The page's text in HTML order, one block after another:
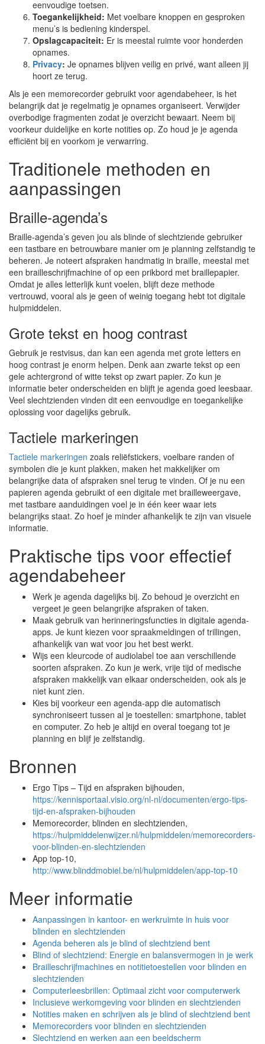
eenvoudige toetsen.
Toegankelijkheid: Met voelbare knoppen en gesproken
menu’s is bediening kinderspel.
Opslagcapaciteit: Er is meestal ruimte voor honderden
opnames.
Privacy: Je opnames blijven veilig en privé, want alleen jij
hoort ze terug.
Als je een memorecorder gebruikt voor agendabeheer, is het
belangrijk dat je regelmatig je opnames organiseert. Verwijder
overbodige fragmenten zodat je overzicht bewaart. Neem bij
voorkeur duidelijke en korte notities op. Zo houd je je agenda
efficiënt bij en voorkom je verwarring.
Traditionele methoden en
aanpassingen
Braille-agenda’s
Braille-agenda’s geven jou als blinde of slechtziende gebruiker
een tastbare en betrouwbare manier om je planning zelfstandig te
beheren. Je noteert afspraken handmatig in braille, meestal met
een brailleschrijfmachine of op een prikbord met braillepapier.
Omdat je alles letterlijk kunt voelen, blijft deze methode
vertrouwd, vooral als je geen of weinig toegang hebt tot digitale
hulpmiddelen.
Grote tekst en hoog contrast
Gebruik je restvisus, dan kan een agenda met grote letters en
hoog contrast je enorm helpen. Denk aan zwarte tekst op een
gele achtergrond of witte tekst op zwart papier. Zo kun je
informatie beter onderscheiden en blijft je agenda goed leesbaar.
Veel slechtzienden vinden dit een eenvoudige en toegankelijke
oplossing voor dagelijks gebruik.
Tactiele markeringen
Tactiele markeringen zoals reliëfstickers, voelbare randen of
symbolen die je kunt plakken, maken het makkelijker om
belangrijke data of afspraken snel terug te vinden. Of je nu een
papieren agenda gebruikt of een digitale met brailleweergave,
met tastbare aanduidingen voel je in één keer waar iets
belangrijks staat. Zo hoef je minder afhankelijk te zijn van visuele
informatie.
Praktische tips voor effectief
agendabeheer
Werk je agenda dagelijks bij. Zo behoud je overzicht en
vergeet je geen belangrijke afspraken of taken.
Maak gebruik van herinneringsfuncties in digitale agenda-
apps. Je kunt kiezen voor spraakmeldingen of trillingen,
afhankelijk van wat voor jou het best werkt.
Wijs een kleurcode of audiolabel toe aan verschillende
soorten afspraken. Zo kun je werk, vrije tijd of medische
afspraken makkelijk van elkaar onderscheiden, ook als je
niet kunt zien.
Kies bij voorkeur een agenda-app die automatisch
synchroniseert tussen al je toestellen: smartphone, tablet
en computer. Zo heb je altijd en overal toegang tot je
planning en blijf je zelfstandig.
Bronnen
Ergo Tips – Tijd en afspraken bijhouden,
https://kennisportaal.visio.org/nl-nl/documenten/ergo-tips-
tijd-en-afspraken-bijhouden
Memorecorder, blinden en slechtzienden,
https://hulpmiddelenwijzer.nl/hulpmiddelen/memorecorders-
voor-blinden-en-slechtzienden
App top-10,
http://www.blinddmobiel.be/nl/hulpmiddelen/app-top-10
Meer informatie
Aanpassingen in kantoor- en werkruimte in huis voor
blinden en slechtzienden
Agenda beheren als je blind of slechtziend bent
Blind of slechtziend: Energie en balansvermogen in je werk
Brailleschrijfmachines en notitietoestellen voor blinden en
slechtzienden
Computerleesbrillen: Optimaal zicht voor computerwerk
Inclusieve werkomgeving voor blinden en slechtzienden
Notities maken en schrijven als je blind of slechtziend bent
Memorecorders voor blinden en slechtzienden
Slechtziend en werken aan een beeldscherm